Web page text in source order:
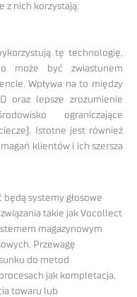
z nich korzystają.
tę technologię,
może być zwiastunem
Wpływa na to między
oraz lepsze zrozumienie
ograniczające
Istotne jest również
klientów i ich szersza
będą systemy głosowe
takie jak Vocollect
magazynowym
Przewagę
do metod
jak kompletacja,
towaru lub